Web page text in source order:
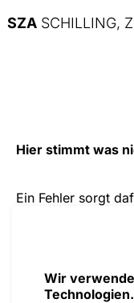
SZA SCHILLING,
Hier stimmt was
Ein Fehler sorgt
Zur Startseite
Wir
Technologien.